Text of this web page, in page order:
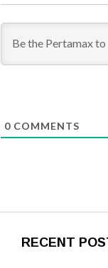
0 COMMENTS
RECENT